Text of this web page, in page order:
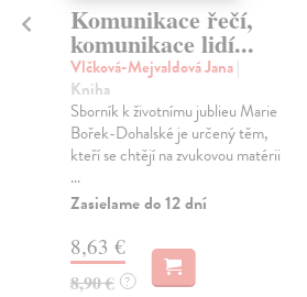
Komunikace řečí,
komunikace lidí...
Vlčková-Mejvaldová Jana|
Kniha
Sborník k životnímu jublieu Marie
Bořek-Dohalské je určený těm,
kteří se chtějí na zvukovou matérii
...
Zasielame do 12 dní
8,63 €
8,90 € ?